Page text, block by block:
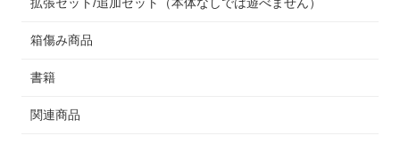
箱傷み商品
書籍
関連商品